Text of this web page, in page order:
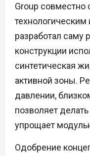
Group совместно
технологическим
разработал саму
конструкции
синтетическая
активной зоны.
давлении,
позволяет
упрощает
Одобрение